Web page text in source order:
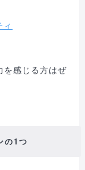
を感じる方はぜ
の1つ